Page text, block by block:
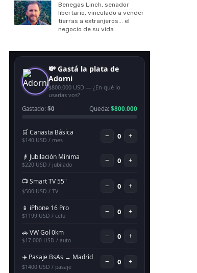
Benegas Linch, senador
libertario, vinculado a vender
tierras a extranjeros... el
negocio de su vida